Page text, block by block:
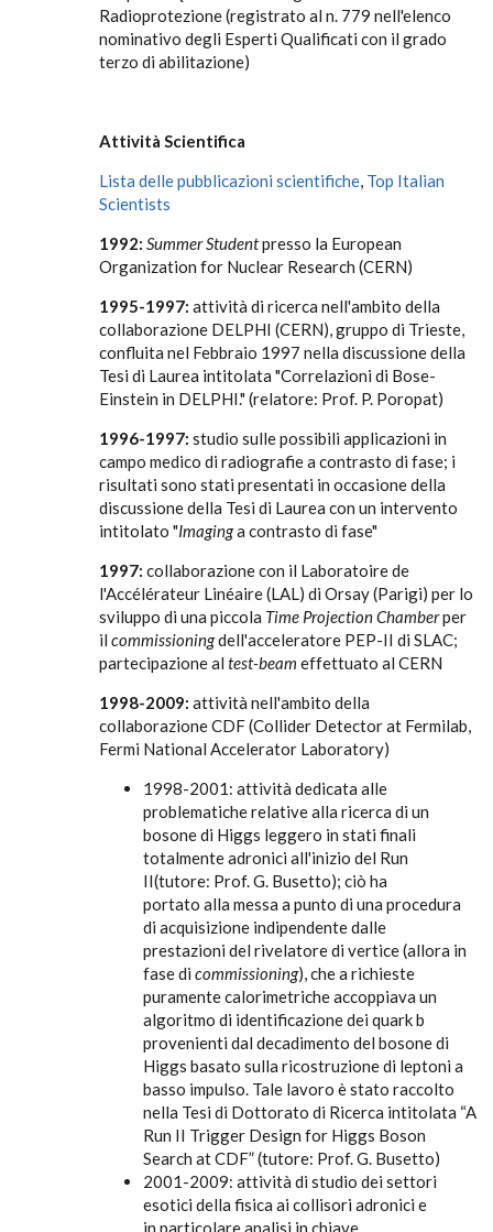
Radioprotezione (registrato al n. 779 nell'elenco
nominativo degli Esperti Qualificati con il grado
terzo di abilitazione)
Attività Scientifica
Lista delle pubblicazioni scientifiche, Top Italian
Scientists
1992: Summer Studentpresso la European
Organization for Nuclear Research (CERN)
1995-1997: attività di ricerca nell'ambito della
collaborazione DELPHI (CERN), gruppo di Trieste,
confluita nel Febbraio 1997 nella discussione della
Tesi di Laurea intitolata "Correlazioni di Bose-
Einstein in DELPHI." (relatore: Prof. P. Poropat)
1996-1997: studio sulle possibili applicazioni in
campo medico di radiografie a contrasto di fase; i
risultati sono stati presentati in occasione della
discussione della Tesi di Laurea con un intervento
intitolato "Imaginga contrasto di fase"
1997: collaborazione con il Laboratoire de
l'Accélérateur Linéaire (LAL) di Orsay (Parigi) per lo
sviluppo di una piccola Time Projection Chamberper
il commissioningdell'acceleratore PEP-II di SLAC;
partecipazione al test-beam effettuato al CERN
1998-2009: attività nell'ambito della
collaborazione CDF (Collider Detector at Fermilab,
Fermi National Accelerator Laboratory)
1998-2001: attività dedicata alle
problematiche relative alla ricerca di un
bosone di Higgs leggero in stati finali
totalmente adronici all'inizio del Run
II(tutore: Prof. G. Busetto); ciò ha
portato alla messa a punto di una procedura
di acquisizione indipendente dalle
prestazioni del rivelatore di vertice (allora in
fase di commissioning), che a richieste
puramente calorimetriche accoppiava un
algoritmo di identificazione dei quark b
provenienti dal decadimento del bosone di
Higgs basato sulla ricostruzione di leptoni a
basso impulso. Tale lavoro è stato raccolto
nella Tesi di Dottorato di Ricerca intitolata “A
Run II Trigger Design for Higgs Boson
Search at CDF” (tutore: Prof. G. Busetto)
2001-2009: attività di studio dei settori
esotici della fisica ai collisori adronici e
in particolare analisi in chiave